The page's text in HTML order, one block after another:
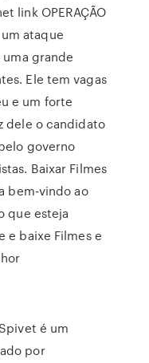
link OPERAÇÃO
ataque
grande
Ele tem vagas
e um forte
dele o candidato
governo
Baixar Filmes
bem-vindo ao
que esteja
e baixe Filmes e
é um
por